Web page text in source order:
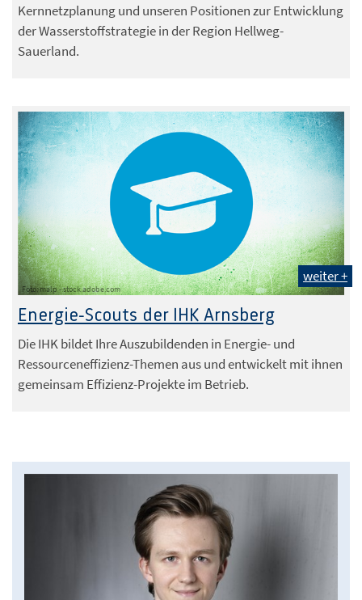
Kernnetzplanung und unseren Positionen zur Entwicklung
der Wasserstoffstrategie in der Region Hellweg-
Sauerland.
Foto: malp - stock.adobe.com
weiter +
Energie-Scouts der IHK Arnsberg
Die IHK bildet Ihre Auszubildenden in Energie- und
Ressourceneffizienz-Themen aus und entwickelt mit ihnen
gemeinsam Effizienz-Projekte im Betrieb.